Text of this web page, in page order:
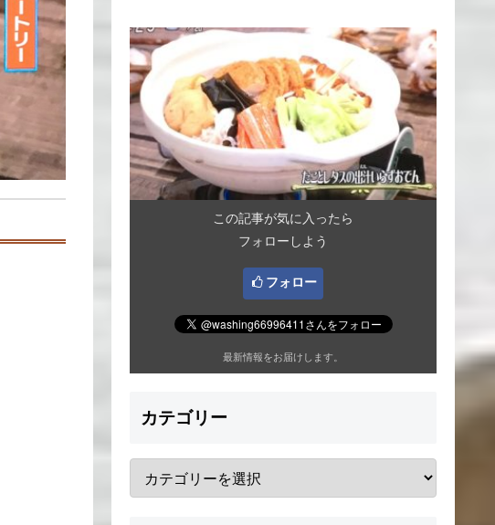
この記事が気に入ったら
フォローしよう
フォロー
最新情報をお届けします。
カテゴリー